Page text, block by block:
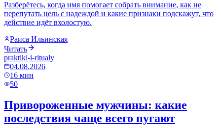
Разберётесь, когда имя помогает собрать внимание, как не
перепутать цель с надеждой и какие признаки подскажут, что
действие идёт вхолостую.
Раиса Ильинская
Читать
praktiki-i-ritualy
04.08.2026
16 мин
50
Привороженные мужчины: какие
последствия чаще всего пугают